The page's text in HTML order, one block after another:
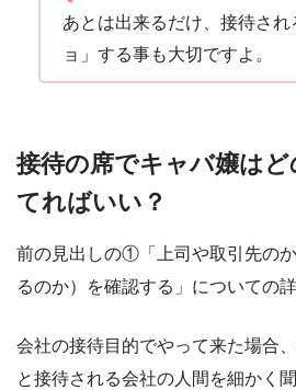
あとは出来るだけ、接待され
ョ」する事も大切ですよ。
接待の席でキャバ嬢は
てればいい？
前の見出しの①「上司や取引先の
るのか）を確認する」についての
会社の接待目的でやって来た場合
と接待される会社の人間を細かく